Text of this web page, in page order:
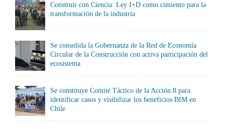
Construir con Ciencia: Ley I+D como cimiento para la
transformación de la industria
Se consolida la Gobernanza de la Red de Economía
Circular de la Construcción con activa participación del
ecosistema
Se constituye Comité Táctico de la Acción 8 para
identificar casos y visibilizar los beneficios BIM en
Chile